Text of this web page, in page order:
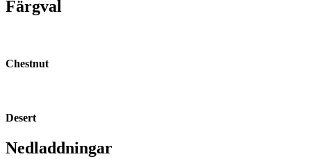
Färgval
Chestnut
Desert
Nedladdningar